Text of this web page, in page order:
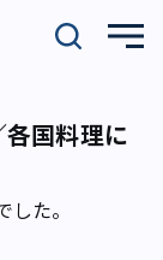
国料理に
た。